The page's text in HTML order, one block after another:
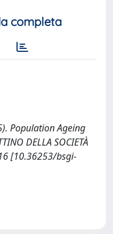
completa
Population Ageing
DELLA SOCIETÀ
16 [10.36253/bsgi-